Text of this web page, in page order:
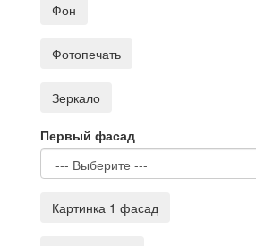
Фон
Фотопечать
Зеркало
Первый фасад
Картинка 1 фасад